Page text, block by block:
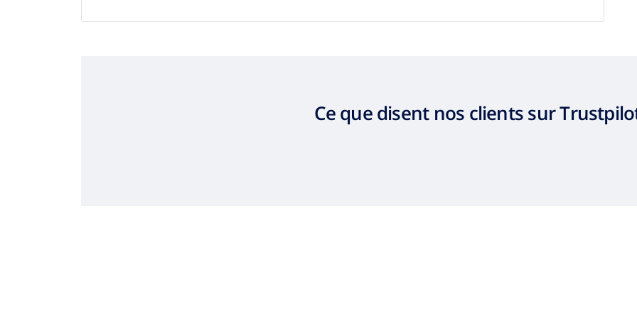
Ce que disent nos clients sur